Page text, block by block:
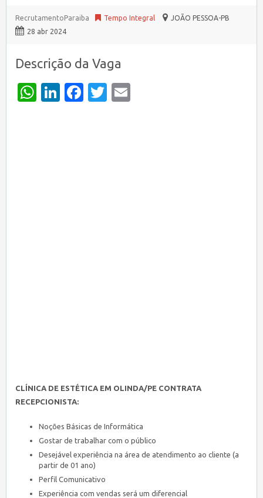
RecrutamentoParaiba Tempo Integral
JOÃO PESSOA-PB
28 abr 2024
Descrição da Vaga
WhatsApp
LinkedIn
Facebook
Twitter
CLÍNICA DE ESTÉTICA EM OLINDA/PE CONTRATA
RECEPCIONISTA:
Noções Básicas de Informática
Gostar de trabalhar com o público
Desejável experiência na área de atendimento ao cliente (a
partir de 01 ano)
Perfil Comunicativo
Experiência com vendas será um diferencial